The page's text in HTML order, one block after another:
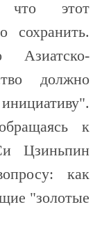
что этот
сохранить.
должно
к
Цзиньпин
как
"золотые